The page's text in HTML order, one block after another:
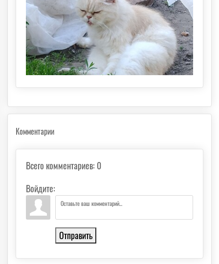
Комментарии
Всего комментариев: 0
Войдите:
Отправить